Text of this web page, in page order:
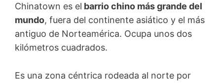
Chinatown es el barrio chino más grande del
mundo, fuera del continente asiático y el más
antiguo de Norteamérica. Ocupa unos dos
kilómetros cuadrados.
Es una zona céntrica rodeada al norte por